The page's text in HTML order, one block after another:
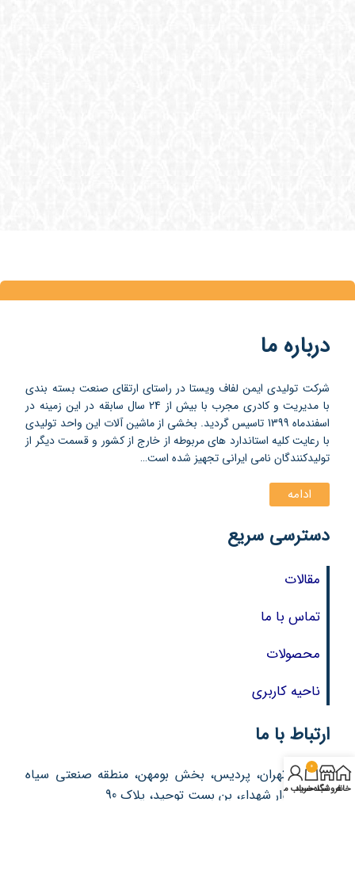
درباره ما
شرکت تولیدی ایمن لفاف ویستا در راستای ارتقای صنعت بسته بندی
با مدیریت و کادری مجرب با بیش از 24 سال سابقه در این زمینه در
اسفندماه 1399 تاسیس گردید. بخشی از ماشین آلات این واحد تولیدی
با رعایت کلیه استاندارد های مربوطه از خارج از کشور و قسمت دیگر از
تولیدکنندگان نامی ایرانی تجهیز شده است…
ادامه
دسترسی سریع
مقالات
تماس با ما
محصولات
ناحیه کاربری
ارتباط با ما
آدرس : تهران، پردیس، بخش بومهن، منطقه صنعتی سیاه
سنگ، بلوار شهداء، بن بست توحید، پلاک 90 خانهفروشگاه
0
سبد خرید
حساب من